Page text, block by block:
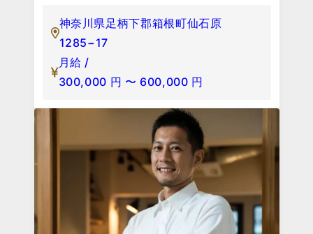
神奈川県足柄下郡箱根町仙石原
1285−17
月給 /
300,000 円 〜 600,000 円